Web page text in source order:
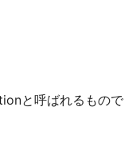
と呼ばれるもので